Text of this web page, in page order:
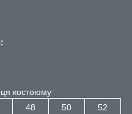
костоюму
48 50
52